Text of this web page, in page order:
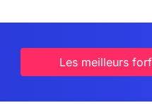
Les meilleurs